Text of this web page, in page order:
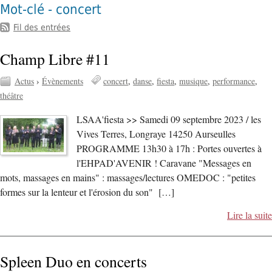
Mot-clé - concert
Fil des entrées
Champ Libre #11
Actus › Évènements concert danse fiesta musique performance
théâtre
LSAA'fiesta >> Samedi 09 septembre 2023 / les
Vives Terres, Longraye 14250 Aurseulles
PROGRAMME 13h30 à 17h : Portes ouvertes à
l'EHPAD'AVENIR ! Caravane "Messages en
mots, massages en mains" : massages/lectures OMEDOC : "petites
formes sur la lenteur et l'érosion du son" […]
Lire la suite
Spleen Duo en concerts